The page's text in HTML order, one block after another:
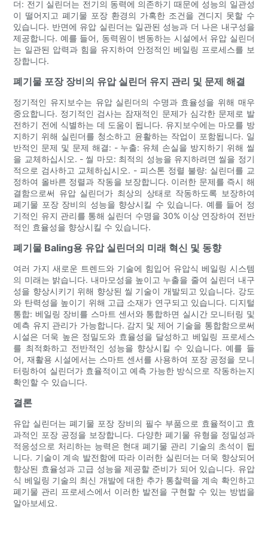
더: 전기 실린더는 전기의 동력에 의존하기 때문에 성능의 일관성
이 떨어지고 폐기물 포장 환경의 가혹한 조건을 견디지 못할 수
있습니다. 반면에 유압 실린더는 일관된 성능과 더 나은 내구성을
제공합니다. 예를 들어, 동력원이 변동하는 시설에서 유압 실린더
는 일관된 압력과 힘을 유지하여 안정적인 베일링 프로세스를 보
장합니다.
폐기물 포장 장비의 유압 실린더 유지 관리 및 문제 해결
정기적인 유지보수는 유압 실린더의 수명과 효율성을 위해 매우
중요합니다. 정기적인 검사는 잠재적인 문제가 심각한 문제로 발
전하기 전에 식별하는 데 도움이 됩니다. 유지보수에는 마모를 방
지하기 위해 실린더를 청소하고 윤활하는 작업이 포함됩니다. 일
반적인 문제 및 문제 해결: - 누출: 유체 손실을 방지하기 위해 씰
을 교체하십시오. - 씰 마모: 최적의 성능을 유지하려면 씰을 정기
적으로 검사하고 교체하십시오. - 피스톤 정렬 불량: 실린더를 교
정하여 올바른 정렬과 작동을 보장합니다. 이러한 문제를 즉시 해
결함으로써 유압 실린더가 최상의 상태로 작동하도록 보장하여
폐기물 포장 장비의 성능을 향상시킬 수 있습니다. 예를 들어 정
기적인 유지 관리를 통해 실린더 수명을 30% 이상 연장하여 전반
적인 효율성을 향상시킬 수 있습니다.
폐기물 Baling용 유압 실린더의 미래 혁신 및 동향
여러 가지 새로운 트렌드와 기술에 힘입어 유압식 베일링 시스템
의 미래는 밝습니다. 내마모성을 높이고 누출을 줄여 실린더 내구
성을 향상시키기 위해 향상된 씰 기술이 개발되고 있습니다. 강도
와 탄력성을 높이기 위해 고급 소재가 연구되고 있습니다. 디지털
통합: 베일링 장비를 스마트 센서와 통합하면 실시간 모니터링 및
예측 유지 관리가 가능합니다. 감지 및 제어 기술을 통합함으로써
시설은 더욱 높은 정밀도와 효율성을 달성하고 베일링 프로세스
를 최적화하고 전반적인 성능을 향상시킬 수 있습니다. 예를 들
어, 재활용 시설에서는 스마트 센서를 사용하여 포장 공정을 모니
터링하여 실린더가 효율적이고 예측 가능한 방식으로 작동하는지
확인할 수 있습니다.
결론
유압 실린더는 폐기물 포장 장비의 필수 부품으로 효율적이고 효
과적인 포장 공정을 보장합니다. 다양한 폐기물 유형을 정밀성과
적응성으로 처리하는 능력은 현대 폐기물 관리 기술의 초석이 됩
니다. 기술이 계속 발전함에 따라 이러한 실린더는 더욱 향상되어
향상된 효율성과 고급 성능을 제공할 준비가 되어 있습니다. 유압
식 베일링 기술의 최신 개발에 대한 추가 통찰력을 계속 확인하고
폐기물 관리 프로세스에서 이러한 발전을 구현할 수 있는 방법을
알아보세요.